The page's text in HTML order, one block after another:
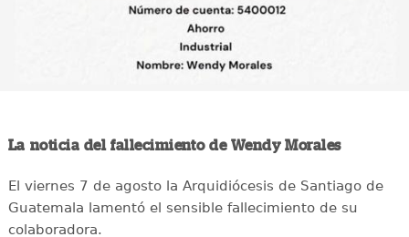
La noticia del fallecimiento de Wendy Morales
El viernes 7 de agosto la Arquidiócesis de Santiago de
Guatemala lamentó el sensible fallecimiento de su
colaboradora.